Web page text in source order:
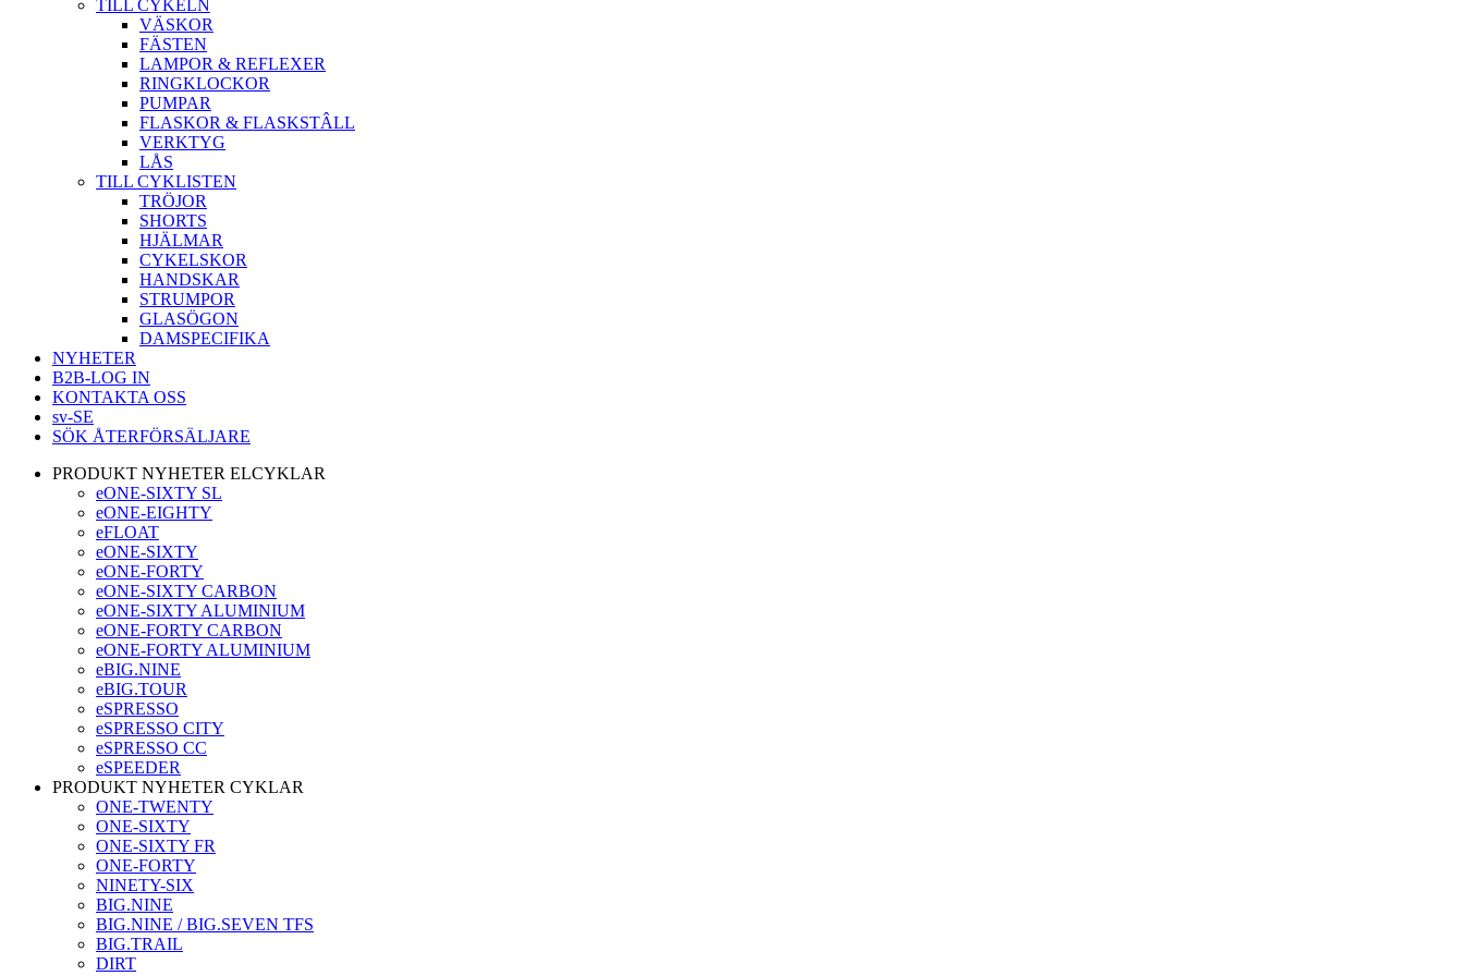
TILL CYKELN
VÄSKOR
FÄSTEN
LAMPOR & REFLEXER
RINGKLOCKOR
PUMPAR
FLASKOR & FLASKSTÂLL
VERKTYG
LÅS
TILL CYKLISTEN
TRÖJOR
SHORTS
HJÄLMAR
CYKELSKOR
HANDSKAR
STRUMPOR
GLASÖGON
DAMSPECIFIKA
NYHETER
B2B-LOG IN
KONTAKTA OSS
sv-SE
SÖK ÅTERFÖRSÄLJARE
PRODUKT NYHETER ELCYKLAR
eONE-SIXTY SL
eONE-EIGHTY
eFLOAT
eONE-SIXTY
eONE-FORTY
eONE-SIXTY CARBON
eONE-SIXTY ALUMINIUM
eONE-FORTY CARBON
eONE-FORTY ALUMINIUM
eBIG.NINE
eBIG.TOUR
eSPRESSO
eSPRESSO CITY
eSPRESSO CC
eSPEEDER
PRODUKT NYHETER CYKLAR
ONE-TWENTY
ONE-SIXTY
ONE-SIXTY FR
ONE-FORTY
NINETY-SIX
BIG.NINE
BIG.NINE / BIG.SEVEN TFS
BIG.TRAIL
DIRT